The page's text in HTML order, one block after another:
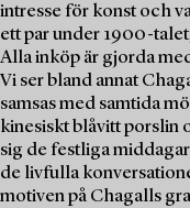
intresse för konst och
ett par under 1900-
Alla inköp är gjorda
Vi ser bland annat
samsas med samtida
kinesiskt blåvitt porslin
sig de festliga
de livfulla
motiven på Chagalls